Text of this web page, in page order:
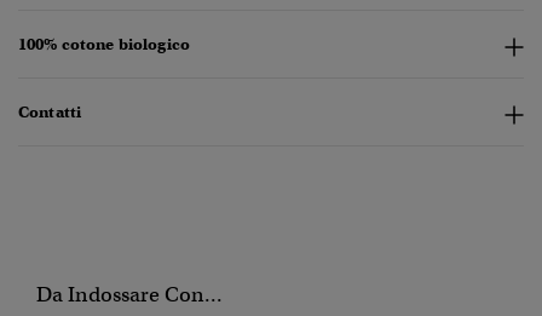
100% cotone biologico
Contatti
Da Indossare Con...